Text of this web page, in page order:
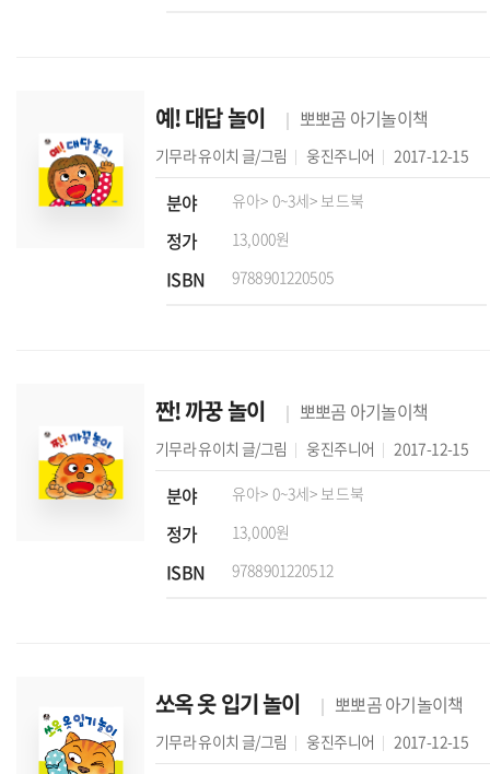
예! 대답 놀이 뽀뽀곰 아기놀이책
기무라 유이치 글/그림 웅진주니어 2017-12-15
분야 유아> 0~3세> 보드북
정가 13,000원
ISBN 9788901220505
짠! 까꿍 놀이 뽀뽀곰 아기놀이책
기무라 유이치 글/그림 웅진주니어 2017-12-15
분야 유아> 0~3세> 보드북
정가 13,000원
ISBN 9788901220512
쏘옥 옷 입기 놀이 뽀뽀곰 아기놀이책
기무라 유이치 글/그림 웅진주니어 2017-12-15